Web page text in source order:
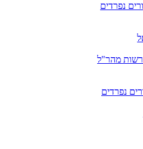
נפרדים
מהר"ל
נפרדים